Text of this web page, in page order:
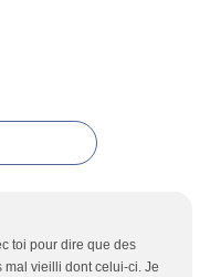
toi pour dire que des
mal vieilli dont celui-ci. Je